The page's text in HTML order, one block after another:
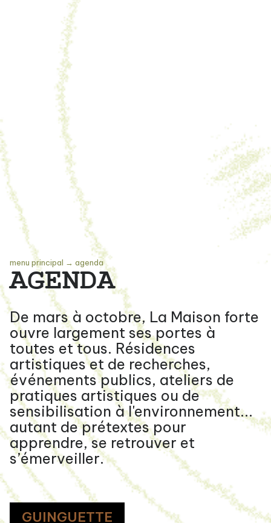
menu principal → agenda
AGENDA
De mars à octobre, La Maison forte
ouvre largement ses portes à
toutes et tous. Résidences
artistiques et de recherches,
événements publics, ateliers de
pratiques artistiques ou de
sensibilisation à l'environnement...
autant de prétextes pour
apprendre, se retrouver et
s’émerveiller.
GUINGUETTE